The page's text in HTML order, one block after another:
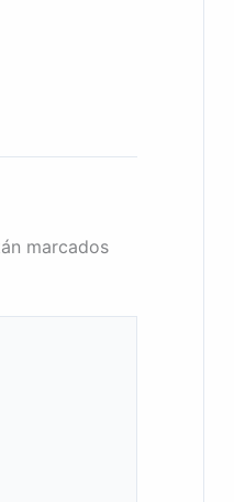
marcados